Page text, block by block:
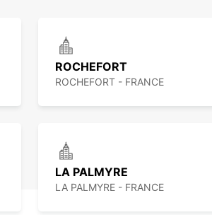
ROCHEFORT
ROCHEFORT - FRANCE
LA PALMYRE
LA PALMYRE - FRANCE